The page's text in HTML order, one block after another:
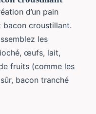
d’un pain
croustillant.
les
œufs, lait,
fruits (comme les
bacon tranché